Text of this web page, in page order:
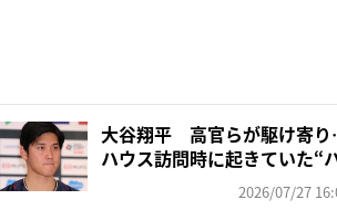
大谷翔平 高官らが駆け寄
ハウス訪問時に起きていた“
2026/07/27